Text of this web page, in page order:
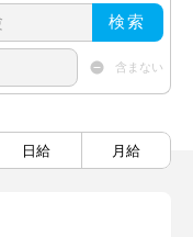
検索
含まない
日給 月給